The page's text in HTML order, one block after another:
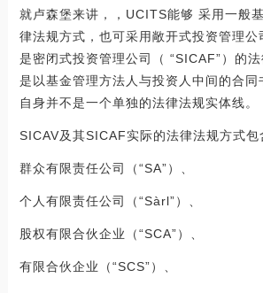
就卢森堡来讲，，UCITS能够 采用一般
律法规方式，也可采用敞开式投资管理公
是密闭式投资管理公司（ “SICAF”）的
是以基金管理方法人与投资人中间的合同
自身并不是一个单独的法律法规实体线。
SICAV及其SICAF实际的法律法规方式包
群众有限责任公司（“SA”）、
个人有限责任公司（“Sàrl”）、
股权有限合伙企业（“SCA”）、
有限合伙企业（“SCS”）、